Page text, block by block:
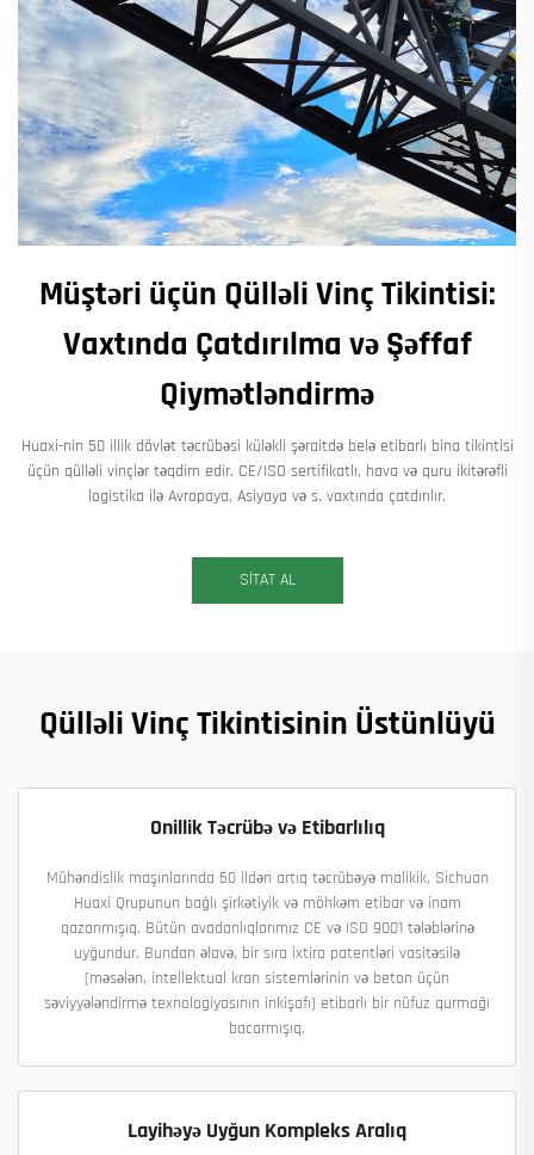
Müştəri üçün Qülləli Vinç Tikintisi:
Vaxtında Çatdırılma və Şəffaf
Qiymətləndirmə
Huaxi-nin 50 illik dövlət təcrübəsi küləkli şəraitdə belə etibarlı bina tikintisi
üçün qülləli vinçlər təqdim edir. CE/ISO sertifikatlı, hava və quru ikitərəfli
logistika ilə Avropaya, Asiyaya və s. vaxtında çatdırılır.
SİTAT AL
Qülləli Vinç Tikintisinin Üstünlüyü
Onillik Təcrübə və Etibarlılıq
Mühəndislik maşınlarında 50 ildən artıq təcrübəyə malikik, Sichuan
Huaxi Qrupunun bağlı şirkətiyik və möhkəm etibar və inam
qazanmışıq. Bütün avadanlıqlarımız CE və ISO 9001 tələblərinə
uyğundur. Bundan əlavə, bir sıra ixtira patentləri vasitəsilə
(məsələn, intellektual kran sistemlərinin və beton üçün
səviyyələndirmə texnologiyasının inkişafı) etibarlı bir nüfuz qurmağı
bacarmışıq.
Layihəyə Uyğun Kompleks Aralıq